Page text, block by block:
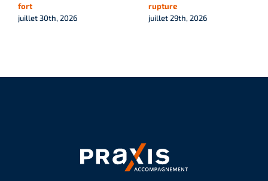
fort
juillet 30th, 2026
rupture
juillet 29th, 2026